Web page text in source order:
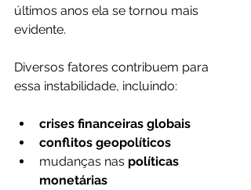
últimos anos ela se tornou mais
evidente.
Diversos fatores contribuem para
essa instabilidade, incluindo:
crises financeiras globais
conflitos geopolíticos
mudanças nas políticas
monetárias